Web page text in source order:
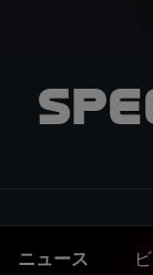
ニュース